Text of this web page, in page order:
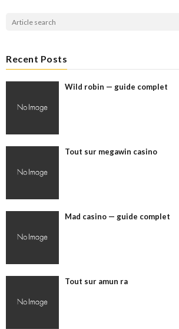
Recent Posts
Wild robin — guide complet
Tout sur megawin casino
Mad casino — guide complet
Tout sur amun ra